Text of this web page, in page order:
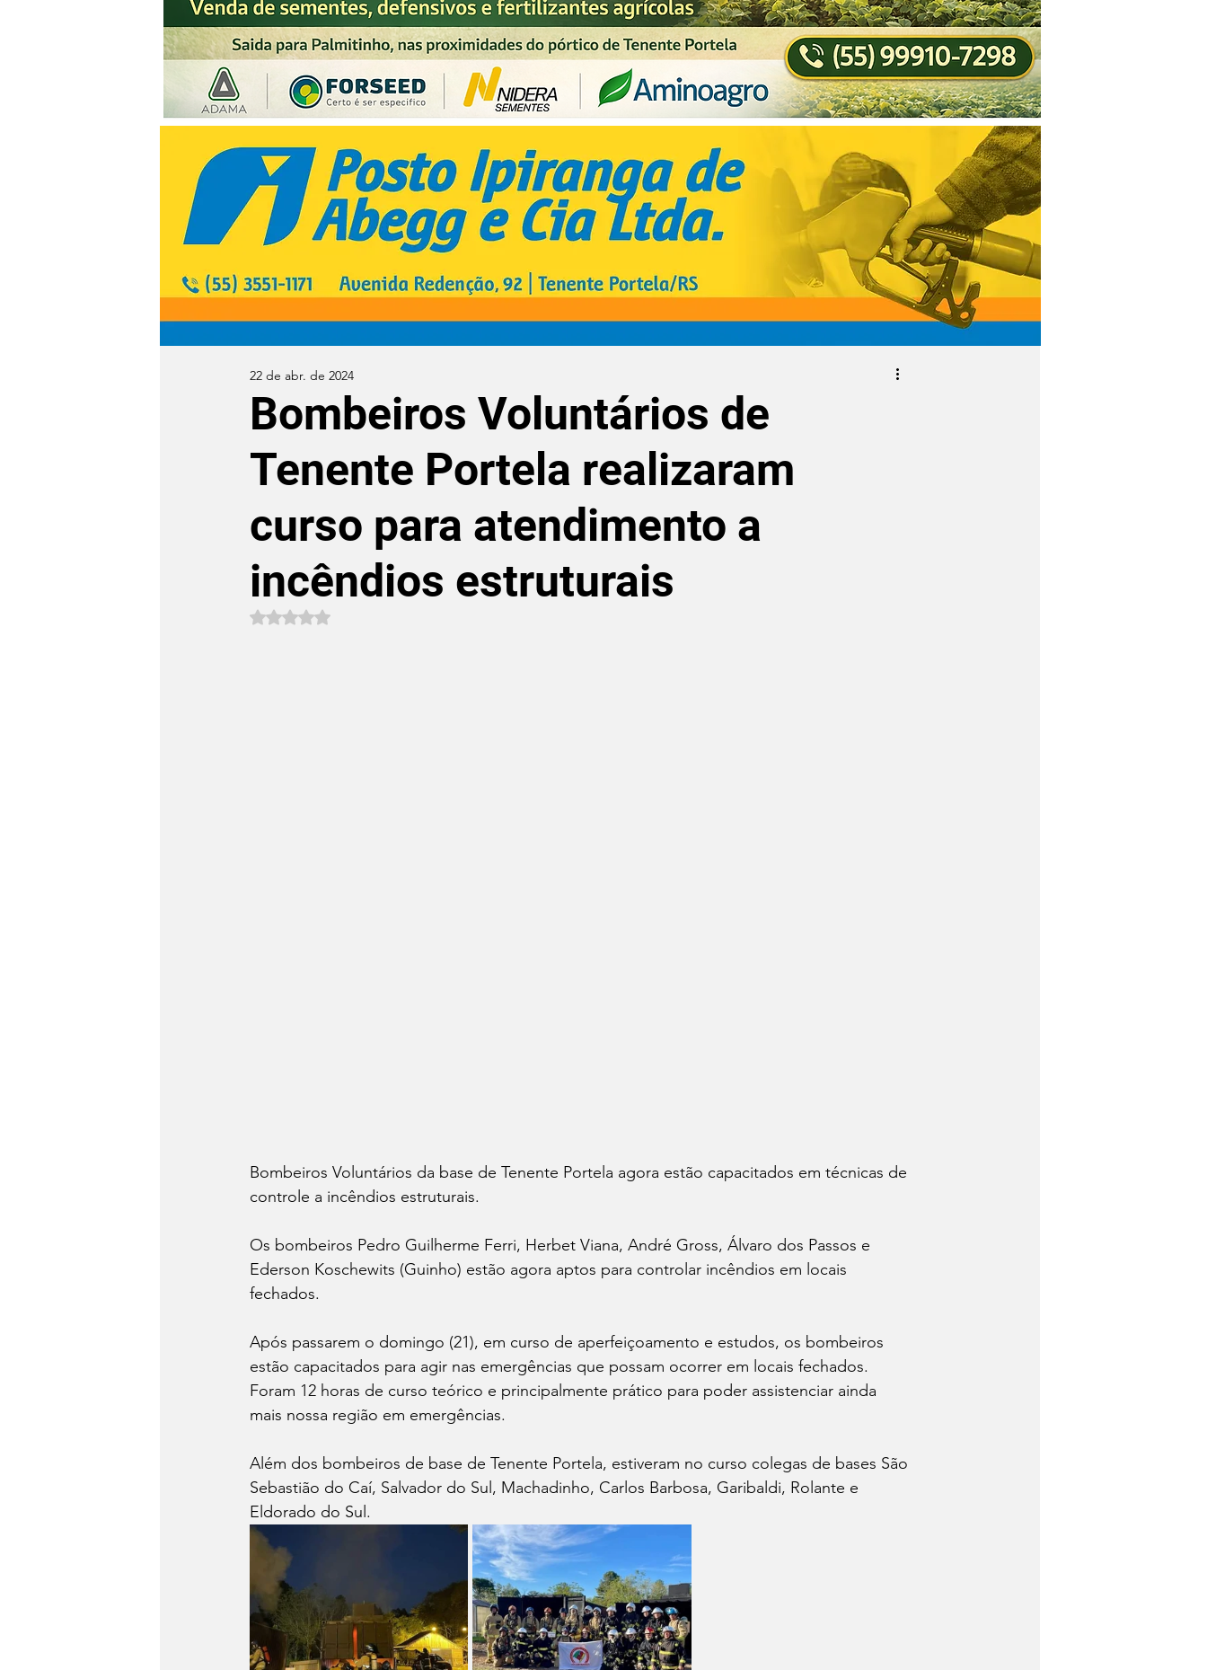
Bombeiros Voluntários de
Tenente Portela realizaram
curso para atendimento a
incêndios estruturais
22 de abr. de 2024
Avaliado com NaN de 5 estrelas.
Bombeiros Voluntários da base de Tenente Portela agora estão capacitados em técnicas de
controle a incêndios estruturais.
Os bombeiros Pedro Guilherme Ferri, Herbet Viana, André Gross, Álvaro dos Passos e
Ederson Koschewits (Guinho) estão agora aptos para controlar incêndios em locais
fechados.
Após passarem o domingo (21), em curso de aperfeiçoamento e estudos, os bombeiros
estão capacitados para agir nas emergências que possam ocorrer em locais fechados.
Foram 12 horas de curso teórico e principalmente prático para poder assistenciar ainda
mais nossa região em emergências.
Além dos bombeiros de base de Tenente Portela, estiveram no curso colegas de bases São
Sebastião do Caí, Salvador do Sul, Machadinho, Carlos Barbosa, Garibaldi, Rolante e
Eldorado do Sul.